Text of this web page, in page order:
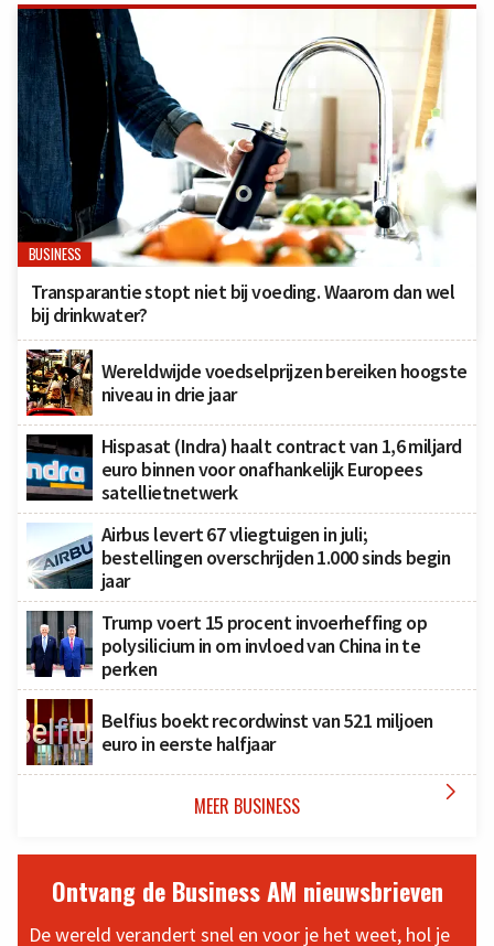
BUSINESS
Transparantie stopt niet bij voeding. Waarom dan wel
bij drinkwater?
Wereldwijde voedselprijzen bereiken hoogste
niveau in drie jaar
Hispasat (Indra) haalt contract van 1,6 miljard
euro binnen voor onafhankelijk Europees
satellietnetwerk
Airbus levert 67 vliegtuigen in juli;
bestellingen overschrijden 1.000 sinds begin
jaar
Trump voert 15 procent invoerheffing op
polysilicium in om invloed van China in te
perken
Belfius boekt recordwinst van 521 miljoen
euro in eerste halfjaar
MEER BUSINESS 
Ontvang de Business AM nieuwsbrieven
De wereld verandert snel en voor je het weet, hol je